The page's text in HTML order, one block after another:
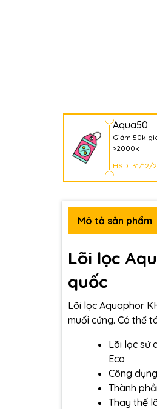
Aqua50
Giảm 50k
>2000k
HSD: 31/12/
Mô tả sản phẩm
Lõi lọc
quốc
Lõi lọc Aquaphor
muối cứng. Có thể
Lõi lọc sử
Eco
Công
Thành
Thay thế